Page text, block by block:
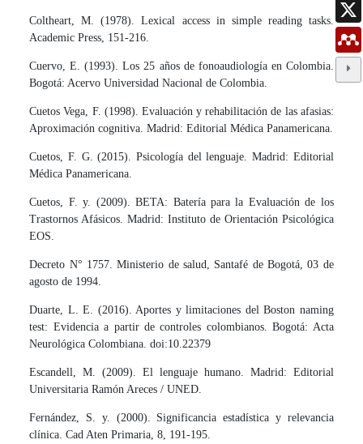
Coltheart, M. (1978). Lexical access in simple reading tasks.
Academic Press, 151-216.
Cuervo, E. (1993). Los 25 años de fonoaudiología en Colombia.
Bogotá: Acervo Universidad Nacional de Colombia.
Cuetos Vega, F. (1998). Evaluación y rehabilitación de las afasias:
Aproximación cognitiva. Madrid: Editorial Médica Panamericana.
Cuetos, F. G. (2015). Psicología del lenguaje. Madrid: Editorial
Médica Panamericana.
Cuetos, F. y. (2009). BETA: Batería para la Evaluación de los
Trastornos Afásicos. Madrid: Instituto de Orientación Psicológica
EOS.
Decreto N° 1757. Ministerio de salud, Santafé de Bogotá, 03 de
agosto de 1994.
Duarte, L. E. (2016). Aportes y limitaciones del Boston naming
test: Evidencia a partir de controles colombianos. Bogotá: Acta
Neurológica Colombiana. doi:10.22379
Escandell, M. (2009). El lenguaje humano. Madrid: Editorial
Universitaria Ramón Areces / UNED.
Fernández, S. y. (2000). Significancia estadística y relevancia
clínica. Cad Aten Primaria, 8, 191-195.